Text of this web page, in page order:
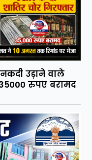
उड़ाने वाले
रुपए बरामद